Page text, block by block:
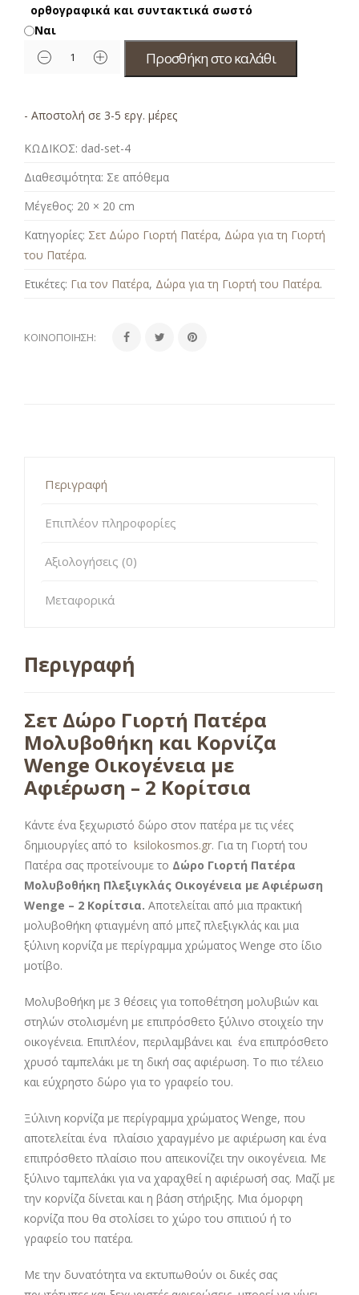
ορθογραφικά και συντακτικά σωστό
Ναι
Προσθήκη στο καλάθι
- Αποστολή σε 3-5 εργ. μέρες
ΚΩΔΙΚΟΣ: dad-set-4
Διαθεσιμότητα: Σε απόθεμα
Μέγεθος: 20 × 20 cm
Κατηγορίες: Σετ Δώρο Γιορτή Πατέρα, Δώρα για τη Γιορτή
του Πατέρα.
Ετικέτες: Για τον Πατέρα, Δώρα για τη Γιορτή του Πατέρα.
ΚΟΙΝΟΠΟΊΗΣΗ:
Περιγραφή
Επιπλέον πληροφορίες
Αξιολογήσεις (0)
Μεταφορικά
Περιγραφή
Σετ Δώρο Γιορτή Πατέρα
Μολυβοθήκη και Κορνίζα
Wenge Οικογένεια με
Αφιέρωση – 2 Κορίτσια
Κάντε ένα ξεχωριστό δώρο στον πατέρα με τις νέες
δημιουργίες από το ksilokosmos.gr. Για τη Γιορτή του
Πατέρα σας προτείνουμε το Δώρο Γιορτή Πατέρα
Μολυβοθήκη Πλεξιγκλάς Οικογένεια με Αφιέρωση
Wenge – 2 Κορίτσια. Αποτελείται από μια πρακτική
μολυβοθήκη φτιαγμένη από μπεζ πλεξιγκλάς και μια
ξύλινη κορνίζα με περίγραμμα χρώματος Wenge στο ίδιο
μοτίβο.
Μολυβοθήκη με 3 θέσεις για τοποθέτηση μολυβιών και
στηλών στολισμένη με επιπρόσθετο ξύλινο στοιχείο την
οικογένεια. Επιπλέον, περιλαμβάνει και ένα επιπρόσθετο
χρυσό ταμπελάκι με τη δική σας αφιέρωση. Το πιο τέλειο
και εύχρηστο δώρο για το γραφείο του.
Ξύλινη κορνίζα με περίγραμμα χρώματος Wenge, που
αποτελείται ένα πλαίσιο χαραγμένο με αφιέρωση και ένα
επιπρόσθετο πλαίσιο που απεικονίζει την οικογένεια. Με
ξύλινο ταμπελάκι για να χαραχθεί η αφιέρωσή σας. Μαζί με
την κορνίζα δίνεται και η βάση στήριξης. Μια όμορφη
κορνίζα που θα στολίσει το χώρο του σπιτιού ή το
γραφείο του πατέρα.
Με την δυνατότητα να εκτυπωθούν οι δικές σας